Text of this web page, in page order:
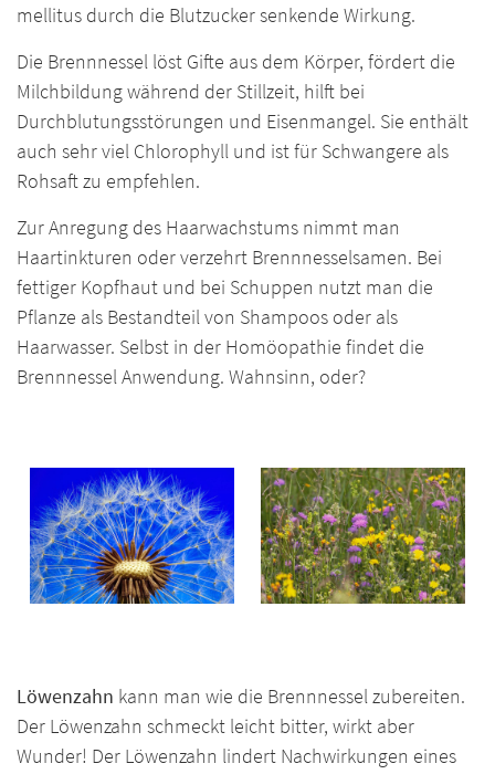
mellitus durch die Blutzucker senkende Wirkung.
Die Brennnessel löst Gifte aus dem Körper, fördert die
Milchbildung während der Stillzeit, hilft bei
Durchblutungsstörungen und Eisenmangel. Sie enthält
auch sehr viel Chlorophyll und ist für Schwangere als
Rohsaft zu empfehlen.
Zur Anregung des Haarwachstums nimmt man
Haartinkturen oder verzehrt Brennnesselsamen. Bei
fettiger Kopfhaut und bei Schuppen nutzt man die
Pflanze als Bestandteil von Shampoos oder als
Haarwasser. Selbst in der Homöopathie findet die
Brennnessel Anwendung. Wahnsinn, oder?
Löwenzahn kann man wie die Brennnessel zubereiten.
Der Löwenzahn schmeckt leicht bitter, wirkt aber
Wunder! Der Löwenzahn lindert Nachwirkungen eines